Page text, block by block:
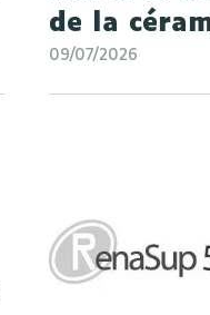
de la
09/07/2026